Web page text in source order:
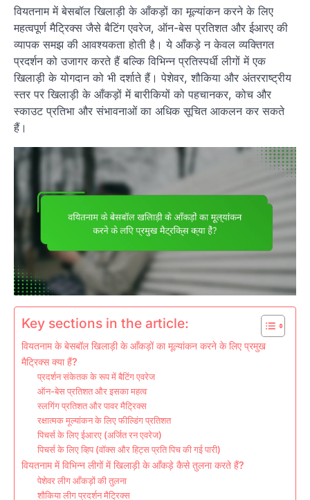
वियतनाम में बेसबॉल खिलाड़ी के आँकड़ों का मूल्यांकन करने के लिए
महत्वपूर्ण मैट्रिक्स जैसे बैटिंग एवरेज, ऑन-बेस प्रतिशत और ईआरए की
व्यापक समझ की आवश्यकता होती है। ये आँकड़े न केवल व्यक्तिगत
प्रदर्शन को उजागर करते हैं बल्कि विभिन्न प्रतिस्पर्धी लीगों में एक
खिलाड़ी के योगदान को भी दर्शाते हैं। पेशेवर, शौकिया और अंतरराष्ट्रीय
स्तर पर खिलाड़ी के आँकड़ों में बारीकियों को पहचानकर, कोच और
स्काउट प्रतिभा और संभावनाओं का अधिक सूचित आकलन कर सकते
हैं।
Key sections in the article:
वियतनाम के बेसबॉल खिलाड़ी के आँकड़ों का मूल्यांकन करने के लिए प्रमुख
मैट्रिक्स क्या हैं?
प्रदर्शन संकेतक के रूप में बैटिंग एवरेज
ऑन-बेस प्रतिशत और इसका महत्व
स्लगिंग प्रतिशत और पावर मैट्रिक्स
रक्षात्मक मूल्यांकन के लिए फील्डिंग प्रतिशत
पिचर्स के लिए ईआरए (अर्जित रन एवरेज)
पिचर्स के लिए व्हिप (वॉक्स और हिट्स प्रति पिच की गई पारी)
वियतनाम में विभिन्न लीगों में खिलाड़ी के आँकड़े कैसे तुलना करते हैं?
पेशेवर लीग आँकड़ों की तुलना
शौकिया लीग प्रदर्शन मैट्रिक्स